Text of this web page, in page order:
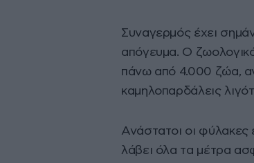
Συναγερμός έχει
απόγευμα. Ο
πάνω από 4.000 ζώα,
καμηλοπαρδάλεις
Ανάστατοι οι φύλακες
λάβει όλα τα μέτρα